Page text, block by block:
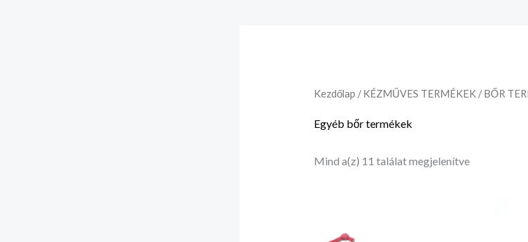
Kezdőlap /KÉZMŰVES TERMÉKEK/BŐR
Egyéb bőr termékek
Mind a(z) 11 találat megjelenítve